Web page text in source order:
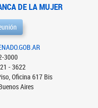
DE LA MUJER
3000
- 3622
Oficina 617 Bis
Aires